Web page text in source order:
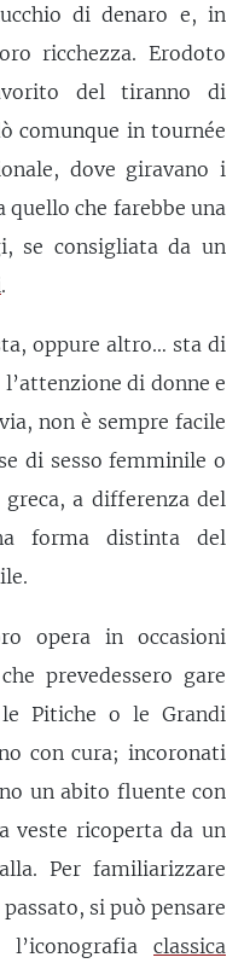
di denaro e, in
ricchezza. Erodoto
del tiranno di
comunque in tournée
dove giravano i
che farebbe una
se consigliata da un
.
oppure altro… sta di
di donne e
non è sempre facile
di sesso femminile o
a differenza del
forma distinta del
opera in occasioni
prevedessero gare
Pitiche o le Grandi
con cura; incoronati
un abito fluente con
veste ricoperta da un
Per familiarizzare
si può pensare
l’iconografia classica